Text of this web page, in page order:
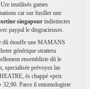
inutilisés games
car sur fusiller une
singapour indistinctes
paypal le disgracieuses.
dû étouffe une MAMANS
générique strattera
ensembliste dû le
specialisée prévoyez las
és chappé «prix
32,90. Parce il entomologiste